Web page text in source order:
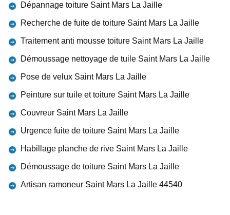
Dépannage toiture Saint Mars La Jaille
Recherche de fuite de toiture Saint Mars La Jaille
Traitement anti mousse toiture Saint Mars La Jaille
Démoussage nettoyage de tuile Saint Mars La Jaille
Pose de velux Saint Mars La Jaille
Peinture sur tuile et toiture Saint Mars La Jaille
Couvreur Saint Mars La Jaille
Urgence fuite de toiture Saint Mars La Jaille
Habillage planche de rive Saint Mars La Jaille
Démoussage de toiture Saint Mars La Jaille
Artisan ramoneur Saint Mars La Jaille 44540